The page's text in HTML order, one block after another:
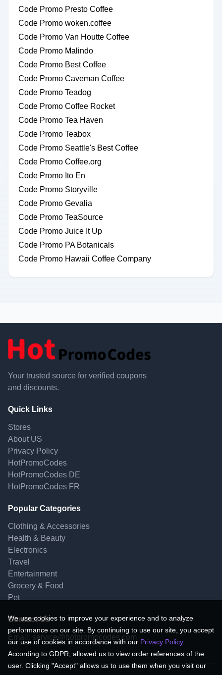
Code Promo Presto Coffee
Code Promo woken.coffee
Code Promo Van Houtte Coffee
Code Promo Malindo
Code Promo Best Coffee
Code Promo Caveman Coffee
Code Promo Teadog
Code Promo Coffee Rocket
Code Promo Tea Haven
Code Promo Teabox
Code Promo Seattle's Best Coffee
Code Promo Coffee.org
Code Promo Ito En
Code Promo Storyville
Code Promo Gevalia
Code Promo TeaSource
Code Promo Juice It Up
Code Promo PA Botanicals
Code Promo Hawaii Coffee Company
Your trusted source for verified coupons
and discounts.
Quick Links
Stores
About US
Privacy Policy
HotPromoCodes
HotPromoCodes DE
HotPromoCodes FR
Popular Categories
Clothing & Accessories
Health & Beauty
Electronics
Travel
Entertainment
Grocery & Food
Pet
Contact Us
Email: service@hotpromocodes.com
We use cookies to improve your experience and to analyze
performance on our site. By continuing to use our site, you accept
our use of cookies in accordance with our Privacy Policy.
According to GDPR, allowed us to view order references of the
user. Clicking "Accept" allows us to use them when you visit our